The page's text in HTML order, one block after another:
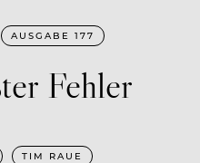
AUSGABE 177
Fehler
TIM RAUE